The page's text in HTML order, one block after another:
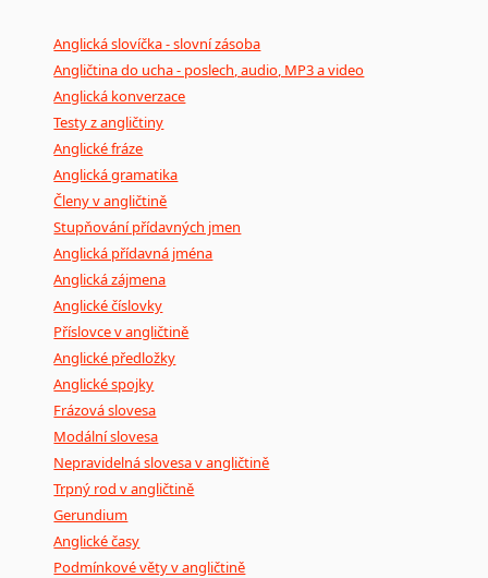
Anglická slovíčka - slovní zásoba
Angličtina do ucha - poslech, audio, MP3 a video
Anglická konverzace
Testy z angličtiny
Anglické fráze
Anglická gramatika
Členy v angličtině
Stupňování přídavných jmen
Anglická přídavná jména
Anglická zájmena
Anglické číslovky
Příslovce v angličtině
Anglické předložky
Anglické spojky
Frázová slovesa
Modální slovesa
Nepravidelná slovesa v angličtině
Trpný rod v angličtině
Gerundium
Anglické časy
Podmínkové věty v angličtině